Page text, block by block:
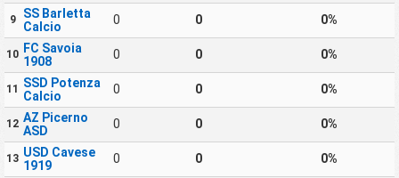
9
SS Barletta
Calcio
0 0 0%
10 FC Savoia
1908
0 0 0%
11
SSD Potenza
Calcio
0 0 0%
12 AZ Picerno
ASD
0 0 0%
13 USD Cavese
1919
0 0 0%